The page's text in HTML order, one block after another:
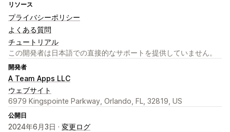
リソース
プライバシーポリシー
よくある質問
チュートリアル
この開発者は日本語での直接的なサポートを提供していません。
開発者
A Team Apps LLC
ウェブサイト
6979 Kingspointe Parkway, Orlando, FL, 32819, US
公開日
2024年6月3日 · 変更ログ